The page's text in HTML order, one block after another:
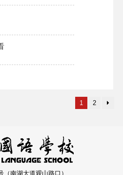
1 2
南湖大道观山路口）